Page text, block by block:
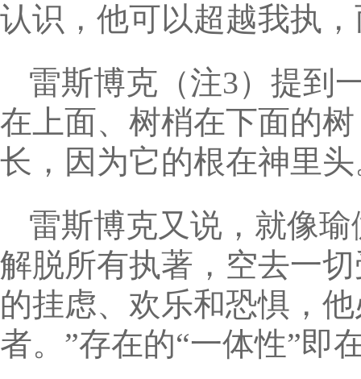
认识，他可以超越我执
雷斯博克（注3）提到
在上面、树梢在下面的
长，因为它的根在神里
雷斯博克又说，就像
解脱所有执著，空去一
的挂虑、欢乐和恐惧，
者。”存在的“一体性”即